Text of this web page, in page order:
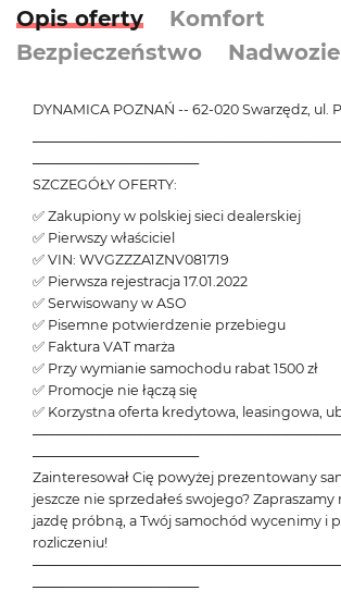
Opis oferty
Komfort
Bezpieczeństwo
Nadwozie
DYNAMICA POZNAŃ -- 62-020 Swarzędz, ul.
─────────────────
SZCZEGÓŁY OFERTY:
✅ Zakupiony w polskiej sieci dealerskiej
✅ Pierwszy właściciel
✅ VIN: WVGZZZA1ZNV081719
✅ Pierwsza rejestracja 17.01.2022
✅ Serwisowany w ASO
✅ Pisemne potwierdzenie przebiegu
✅ Faktura VAT marża
✅ Przy wymianie samochodu rabat 1500 zł
✅ Promocje nie łączą się
✅ Korzystna oferta kredytowa, leasingowa,
─────────────────
Zainteresował Cię powyżej prezentowany
jeszcze nie sprzedałeś swojego?
jazdę próbną, a Twój samochód wycenimy i
rozliczeniu!
─────────────────